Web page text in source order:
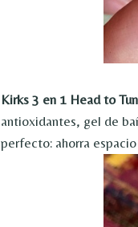
Kirks 3 en 1 Head to
antioxidantes, gel de
perfecto: ahorra